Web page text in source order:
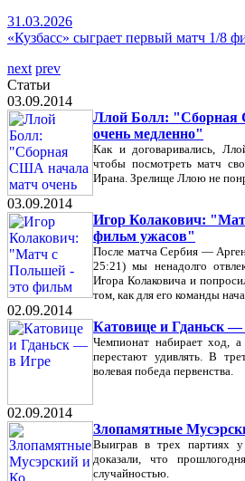
31.03.2026
«Кузбасс» сыграет первый матч 1/8
next prev
Статьи
03.09.2014
Ллой Болл:
очень медленно"
Как и договаривались,
чтобы посмотреть матч
Ирана. Зрелище Ллою не
03.09.2014
Игор Колакович:
фильм ужасов"
После матча Сербия —
25:21) мы ненадолго
Игора Колаковича и
том, как для его команды
02.09.2014
Катовице и Гданьск —
Чемпионат набирает ход,
перестают удивлять. В
волевая победа первенства.
02.09.2014
Злопамятные
Выиграв в трех партиях
доказали, что
случайностью.